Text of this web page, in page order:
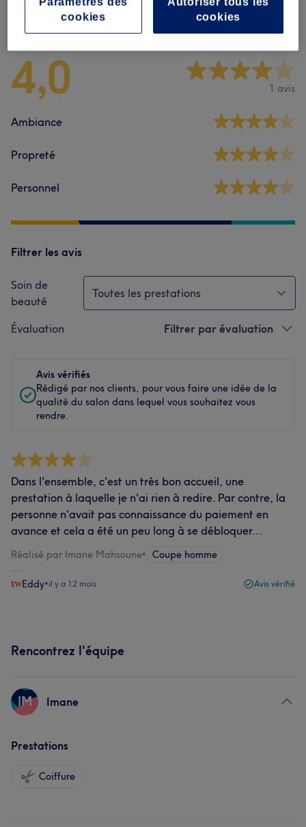
Avis sur l'établissement
4,0 1 avis
Ambiance
Propreté
Personnel
Filtrer les avis
Soin de
beauté
Toutes les prestations
Évaluation Filtrer par évaluation
Avis vérifiés
Rédigé par nos clients, pour vous faire une idée de la
qualité du salon dans lequel vous souhaitez vous
rendre.
Dans l'ensemble, c'est un très bon accueil, une
prestation à laquelle je n'ai rien à redire. Par contre, la
personne n'avait pas connaissance du paiement en
avance et cela a été un peu long à se débloquer...
Réalisé par Imane Mahsoune• Coupe homme
Eddy•il y a 12 mois Avis vérifié
Rencontrez l'équipe
IM Imane
Prestations
Coiffure
cookies
cookies